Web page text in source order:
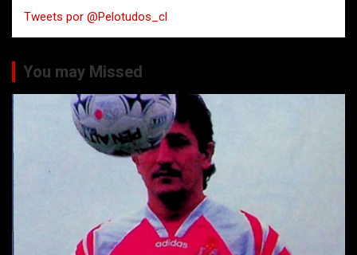
r
Tweets por @Pelotudos_cl
You may Missed